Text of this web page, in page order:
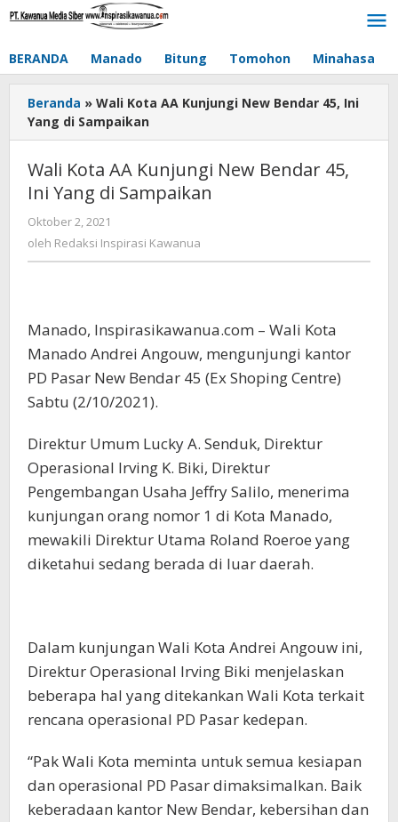
Lewati
BERANDA Manado Bitung Tomohon Minahasa
Beranda » Wali Kota AA Kunjungi New Bendar 45, Ini
Yang di Sampaikan
Wali Kota AA Kunjungi New Bendar 45,
Ini Yang di Sampaikan
Oktober 2, 2021
Redaksi
oleh Redaksi Inspirasi Kawanua
Manado, Inspirasikawanua.com – Wali Kota
Manado Andrei Angouw, mengunjungi kantor
PD Pasar New Bendar 45 (Ex Shoping Centre)
Sabtu (2/10/2021).
Direktur Umum Lucky A. Senduk, Direktur
Operasional Irving K. Biki, Direktur
Pengembangan Usaha Jeffry Salilo, menerima
kunjungan orang nomor 1 di Kota Manado,
mewakili Direktur Utama Roland Roeroe yang
diketahui sedang berada di luar daerah.
Dalam kunjungan Wali Kota Andrei Angouw ini,
Direktur Operasional Irving Biki menjelaskan
beberapa hal yang ditekankan Wali Kota terkait
rencana operasional PD Pasar kedepan.
“Pak Wali Kota meminta untuk semua kesiapan
dan operasional PD Pasar dimaksimalkan. Baik
keberadaan kantor New Bendar, kebersihan dan